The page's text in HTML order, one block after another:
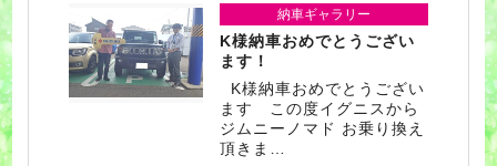
納車ギャラリー
K様納車おめでとうござい
ます！
K様納車おめでとうござい
ます この度イグニスから
ジムニーノマド お乗り換え
頂きま…